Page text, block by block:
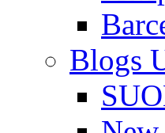
Blogs